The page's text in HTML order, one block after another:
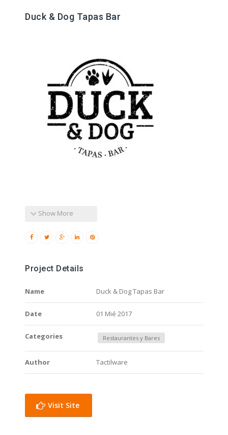
Duck & Dog Tapas Bar
Show More
Project Details
Name Duck & Dog Tapas Bar
Date 01 Mié 2017
Categories Restaurantes y Bares
Author Tactilware
Visit Site